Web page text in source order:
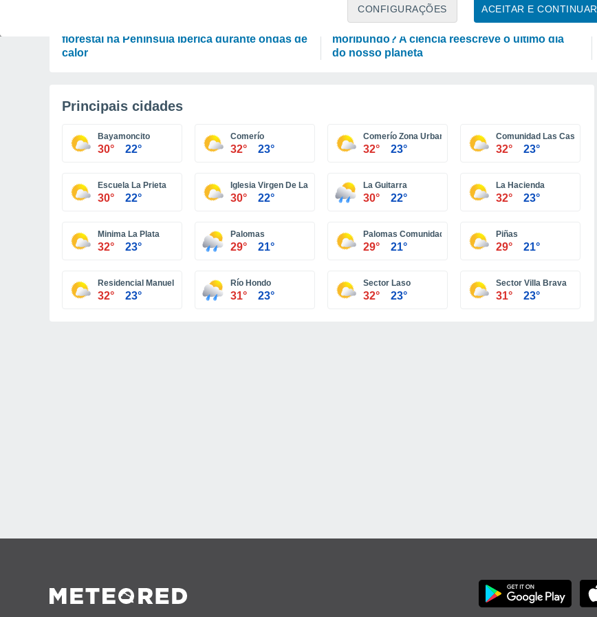
ACEITAR E CONTINUAR
CONFIGURAÇÕES
florestal na Península Ibérica durante ondas de
calor
ASTRONOMIA
Será que a Terra sobreviverá ao Sol
moribundo? A ciência reescreve o último dia
do nosso planeta
Principais cidades
Bayamoncito
30° 22°
Comerío
32° 23°
Comerío Zona Urbana
32° 23°
Comunidad Las Casitas
32° 23°
Escuela La Prieta
30° 22°
Iglesia Virgen De La Providencia
30° 22°
La Guitarra
30° 22°
La Hacienda
32° 23°
Minima La Plata
32° 23°
Palomas
29° 21°
Palomas Comunidad
29° 21°
Piñas
29° 21°
Residencial Manuel Martorell
32° 23°
Río Hondo
31° 23°
Sector Laso
32° 23°
Sector Villa Brava
31° 23°